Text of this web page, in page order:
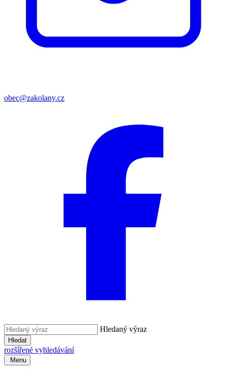
obec@zakolany.cz
Hledaný výraz
Hledat
rozšířené vyhledávání
Menu